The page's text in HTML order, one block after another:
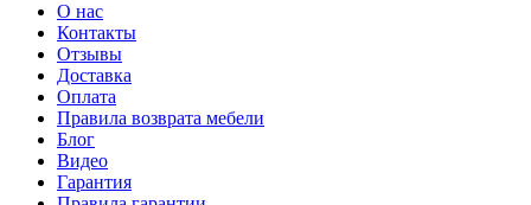
О нас
Контакты
Отзывы
Доставка
Оплата
Правила возврата мебели
Блог
Видео
Гарантия